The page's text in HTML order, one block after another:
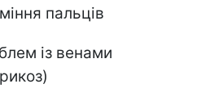
пальців
із венами